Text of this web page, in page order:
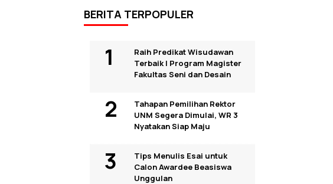
BERITA TERPOPULER
Raih Predikat Wisudawan
Terbaik I Program Magister
Fakultas Seni dan Desain
Tahapan Pemilihan Rektor
UNM Segera Dimulai, WR 3
Nyatakan Siap Maju
Tips Menulis Esai untuk
Calon Awardee Beasiswa
Unggulan